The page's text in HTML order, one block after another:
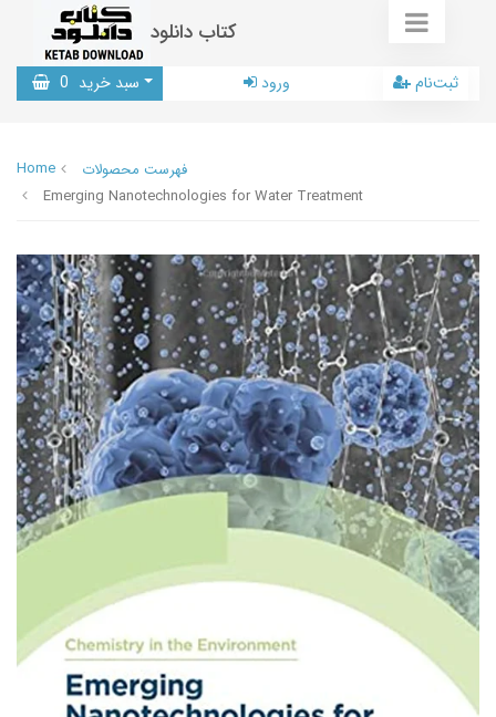
کتاب دانلود
سبد خرید 0 ورود ثبت‌نام
Home
فهرست محصولات
Emerging Nanotechnologies for Water Treatment